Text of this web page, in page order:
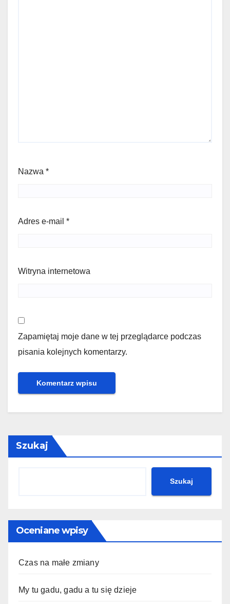
Nazwa *
Adres e-mail *
Witryna internetowa
Zapamiętaj moje dane w tej przeglądarce podczas
pisania kolejnych komentarzy.
Szukaj
Szukaj
Oceniane wpisy
Czas na małe zmiany
My tu gadu, gadu a tu się dzieje